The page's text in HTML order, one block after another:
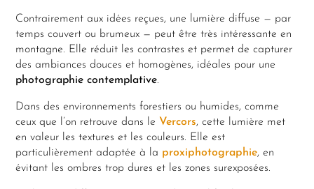
Contrairement aux idées reçues, une lumière diffuse — par
temps couvert ou brumeux — peut être très intéressante en
montagne. Elle réduit les contrastes et permet de capturer
des ambiances douces et homogènes, idéales pour une
photographie contemplative.
Dans des environnements forestiers ou humides, comme
ceux que l’on retrouve dans le Vercors, cette lumière met
en valeur les textures et les couleurs. Elle est
particulièrement adaptée à la proxiphotographie, en
évitant les ombres trop dures et les zones surexposées.